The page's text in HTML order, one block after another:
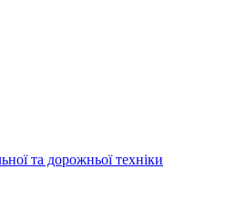
та дорожньої техніки